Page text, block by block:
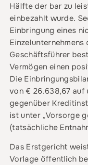
Hälfte der bar zu
einbezahlt wurde.
Einbringung eines
Geschäftsführer
Vermögen einen
Die
von € 26.638,67 auf
gegenüber
ist unter „Vorsorge
(tatsächliche
Das Erstgericht
Vorlage öffentlich